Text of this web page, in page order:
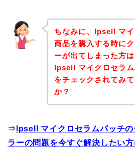
ちなみに、Ipsell マ
商品を購入する時に
ーが出てしまった方
Ipsell マイクロセラ
をチェックされてみ
か？
⇒ Ipsell マイクロセラムパッチ
ラーの問題を今すぐ解決したい方